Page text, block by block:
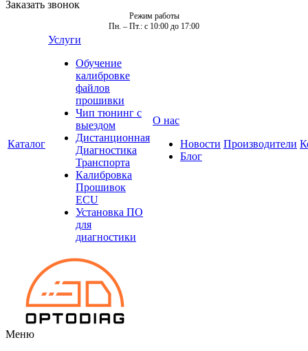
Заказать звонок
Режим работы
Пн. – Пт.: с 10:00 до 17:00
Каталог
Услуги
Обучение
калибровке
файлов
прошивки
Чип тюнинг с
выездом
Дистанционная
Диагностика
Транспорта
Калибровка
Прошивок
ECU
Установка ПО
для
диагностики
О нас
Новости
Блог
Производители
Меню